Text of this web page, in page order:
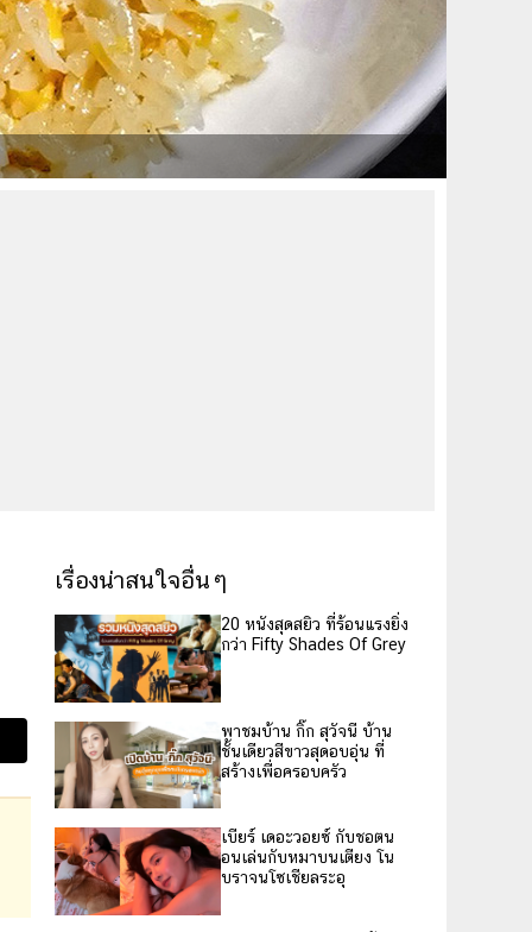
เรื่องน่าสนใจอื่นๆ
20 หนังสุดสยิว ที่ร้อนแรงยิ่ง
กว่า Fifty Shades Of Grey
พาชมบ้าน กิ๊ก สุวัจนี บ้าน
ชั้นเดียวสีขาวสุดอบอุ่น ที่
สร้างเพื่อครอบครัว
เบียร์ เดอะวอยซ์ กับชอตน
อนเล่นกับหมาบนเตียง โน
บราจนโซเชียลระอุ